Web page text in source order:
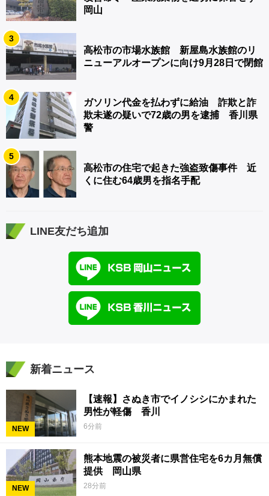
岡山
3
高松市の市場水族館 新屋島水族館のリ
ニューアルオープンに向け9月28日で閉館
4
ガソリン代金を払わずに給油 詐欺と詐
欺未遂の疑いで72歳の男を逮捕 香川県
警
5
高松市の住宅で起きた強盗致傷事件 近
くに住む64歳男を指名手配
LINE友だち追加
新着ニュース
NEW
【速報】さぬき市でイノシシにかまれた
男性が軽傷 香川
6分前
NEW
熊本地震の被災者に県営住宅を6カ月無償
提供 岡山県
28分前